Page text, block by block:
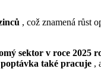
, což znamená růst
sektor v roce 2025
také pracuje ,